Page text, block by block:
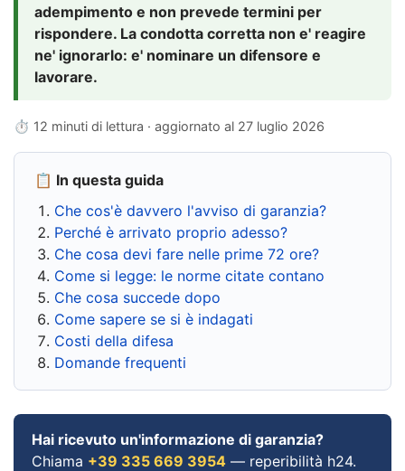
adempimento e non prevede termini per
rispondere. La condotta corretta non e' reagire
ne' ignorarlo: e' nominare un difensore e
lavorare.
⏱ 12 minuti di lettura · aggiornato al 27 luglio 2026
📋 In questa guida
Che cos'è davvero l'avviso di garanzia?
Perché è arrivato proprio adesso?
Che cosa devi fare nelle prime 72 ore?
Come si legge: le norme citate contano
Che cosa succede dopo
Come sapere se si è indagati
Costi della difesa
Domande frequenti
Hai ricevuto un'informazione di garanzia?
Chiama +39 335 669 3954 — reperibilità h24.